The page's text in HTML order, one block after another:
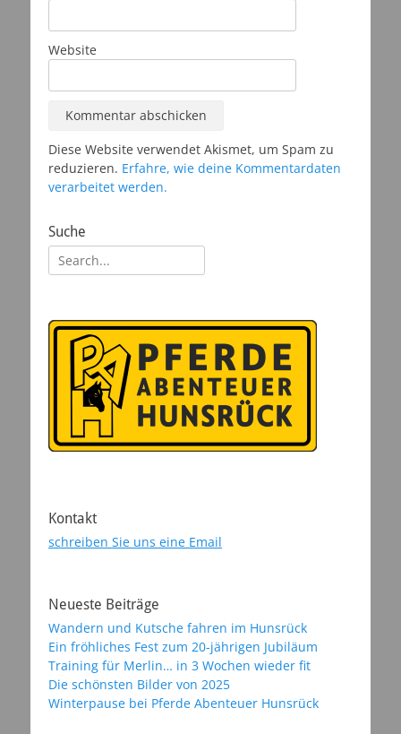
Website
Diese Website verwendet Akismet, um Spam zu
reduzieren. Erfahre, wie deine Kommentardaten
verarbeitet werden.
Suche
Suchen
nach:
Kontakt
schreiben Sie uns eine Email
Neueste Beiträge
Wandern und Kutsche fahren im Hunsrück
Ein fröhliches Fest zum 20-jährigen Jubiläum
Training für Merlin… in 3 Wochen wieder fit
Die schönsten Bilder von 2025
Winterpause bei Pferde Abenteuer Hunsrück